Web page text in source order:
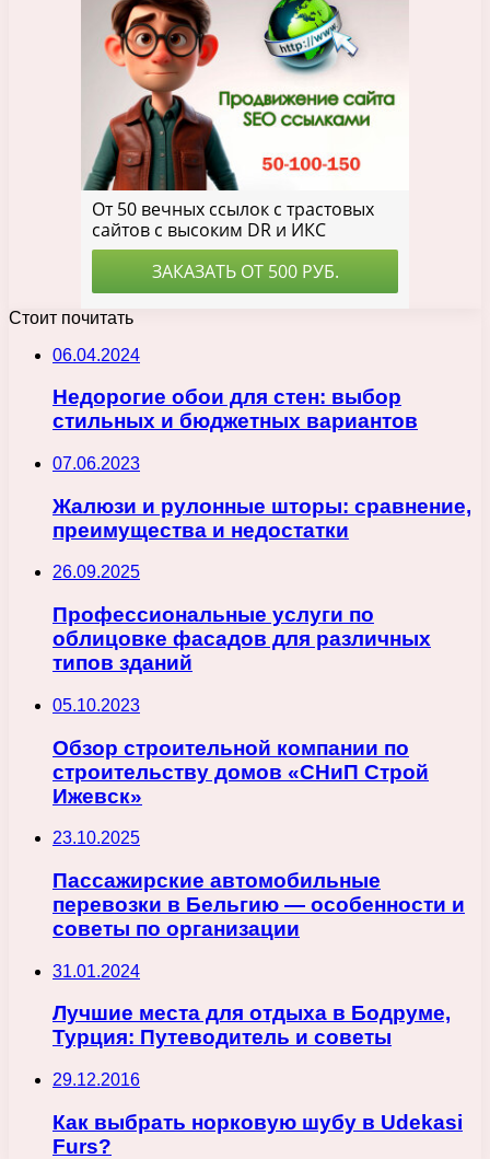
Стоит почитать
06.04.2024
Недорогие обои для стен: выбор
стильных и бюджетных вариантов
07.06.2023
Жалюзи и рулонные шторы: сравнение,
преимущества и недостатки
26.09.2025
Профессиональные услуги по
облицовке фасадов для различных
типов зданий
05.10.2023
Обзор строительной компании по
строительству домов «СНиП Строй
Ижевск»
23.10.2025
Пассажирские автомобильные
перевозки в Бельгию — особенности и
советы по организации
31.01.2024
Лучшие места для отдыха в Бодруме,
Турция: Путеводитель и советы
29.12.2016
Как выбрать норковую шубу в Udekasi
Furs?